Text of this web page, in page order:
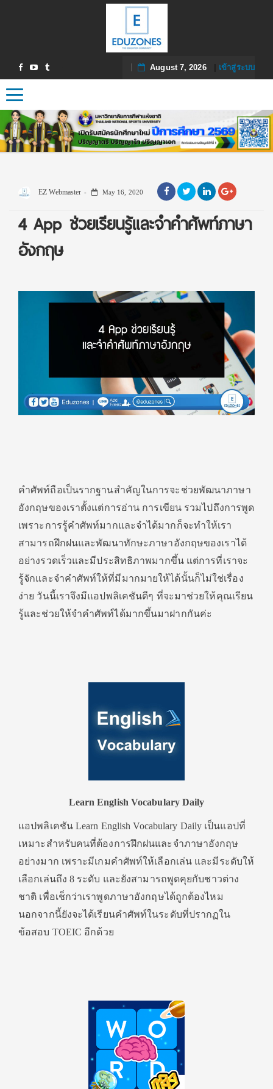
August 7, 2026| เข้าสู่ระบบ
Toggle navigation
EZ Webmaster May 16, 2020
4 App ช่วยเรียนรู้และจำคำศัพท์ภาษา
อังกฤษ
คำศัพท์ถือเป็นรากฐานสำคัญในการจะช่วยพัฒนาภาษา
อังกฤษของเราตั้งแต่การอ่าน การเขียน รวมไปถึงการพูด
เพราะการรู้คำศัพท์มากและจำได้มากก็จะทำให้เรา
สามารถฝึกฝนและพัฒนาทักษะภาษาอังกฤษของเราได้
อย่างรวดเร็วและมีประสิทธิภาพมากขึ้น แต่การที่เราจะ
รู้จักและจำคำศัพท์ให้ที่มีมากมายให้ได้นั้นก็ไม่ใช่เรื่อง
ง่าย วันนี้เราจึงมีแอปพลิเคชันดีๆ ที่จะมาช่วยให้คุณเรียน
รู้และช่วยให้จำคำศัพท์ได้มากขึ้นมาฝากกันค่ะ
Learn English Vocabulary Daily
แอปพลิเคชัน Learn English Vocabulary Daily เป็นแอปที่
เหมาะสำหรับคนที่ต้องการฝึกฝนและจำภาษาอังกฤษ
อย่างมาก เพราะมีเกมคำศัพท์ให้เลือกเล่น และมีระดับให้
เลือกเล่นถึง 8 ระดับ และยังสามารถพูดคุยกับชาวต่าง
ชาติ เพื่อเช็กว่าเราพูดภาษาอังกฤษได้ถูกต้องไหม
นอกจากนี้ยังจะได้เรียนคำศัพท์ในระดับที่ปรากฏใน
ข้อสอบ TOEIC อีกด้วย